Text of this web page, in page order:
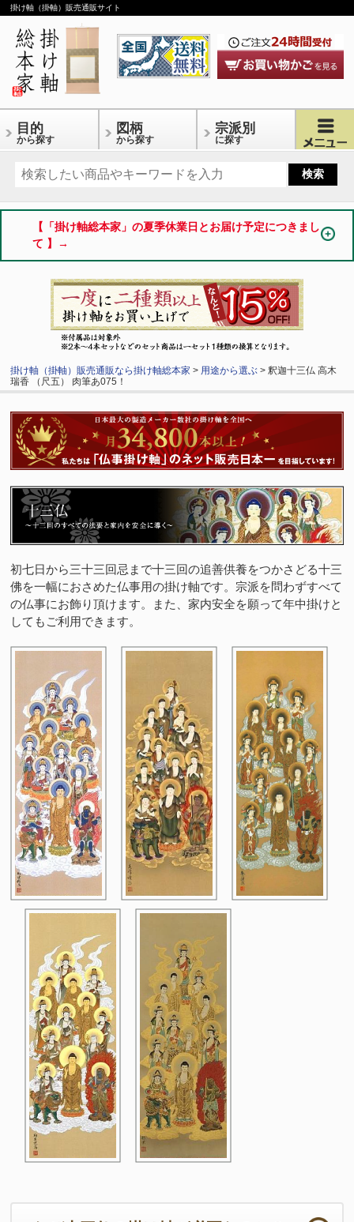
掛け軸（掛軸）販売通販サイト
目的
から探す
図柄
から探す
宗派別
に探す
【「掛け軸総本家」の夏季休業日とお届け予定につきまし
て 】→
掛け軸（掛軸）販売通販なら掛け軸総本家 > 用途から選ぶ > 釈迦十三仏 高木
瑞香 （尺五） 肉筆あ075！
初七日から三十三回忌まで十三回の追善供養をつかさどる十三
佛を一幅におさめた仏事用の掛け軸です。宗派を問わずすべて
の仏事にお飾り頂けます。また、家内安全を願って年中掛けと
してもご利用できます。